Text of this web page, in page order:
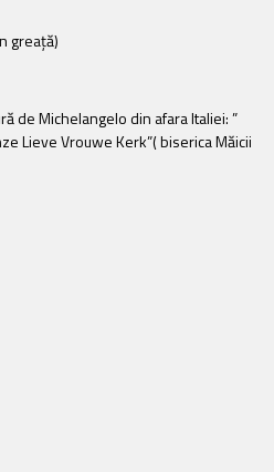
greaţă)
de Michelangelo din afara Italiei: ”
Lieve Vrouwe Kerk”( biserica Măicii